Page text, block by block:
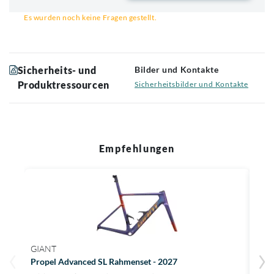
Es wurden noch keine Fragen gestellt.
Sicherheits- und
Produktressourcen
Bilder und Kontakte
Sicherheitsbilder und Kontakte
Empfehlungen
GIANT
Propel Advanced SL Rahmenset - 2027